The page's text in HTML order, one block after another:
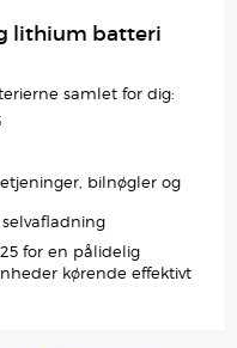
lithium batteri
samlet for dig:
bilnøgler og
for en pålidelig
kørende effektivt